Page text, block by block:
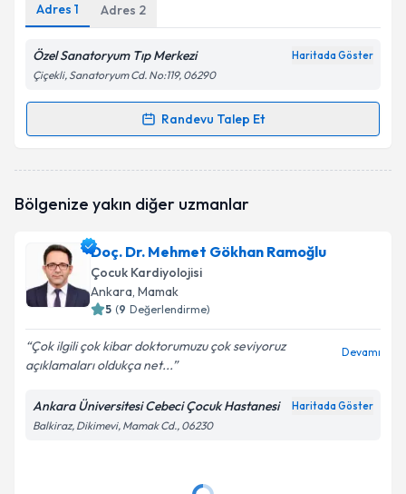
Adres 1 Adres 2
Özel Sanatoryum Tıp Merkezi Haritada Göster
Çiçekli, Sanatoryum Cd. No:119, 06290
Randevu Talep Et
Randevu Takvimi Talebi
oluşturun. Size bu uzmandan randevu almanız için bir
E-posta Adresiniz
Kişisel verilerimin işlenmesine ilişkin
Aydınlatma
Metni'ni okudum ve kişisel verilerimin belirtilen
Bölgenize yakın diğer uzmanlar
Doç. Dr. Mehmet Gökhan Ramoğlu
Çocuk Kardiyolojisi
Ankara, Mamak
5 (9 Değerlendirme)
Çok ilgili çok kibar doktorumuzu çok seviyoruz
açıklamaları oldukça net...
Devamı
Ankara Üniversitesi Cebeci Çocuk Hastanesi Haritada Göster
Balkiraz, Dikimevi, Mamak Cd., 06230